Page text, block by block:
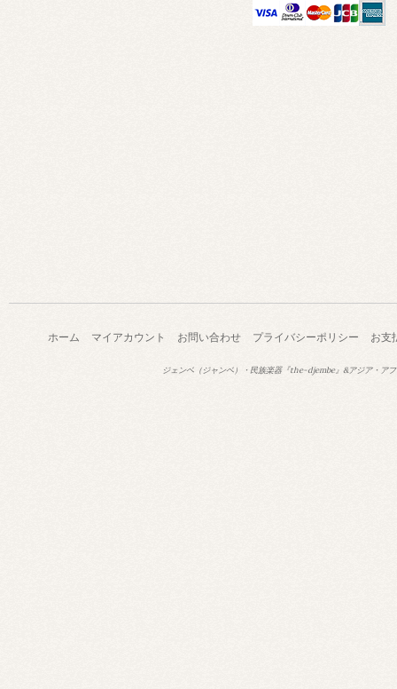
ホーム マイアカウント お問い合わせ プライバシーポリシー お支
ジェンベ（ジャンベ）・民族楽器『the-djembe』&アジア・ア